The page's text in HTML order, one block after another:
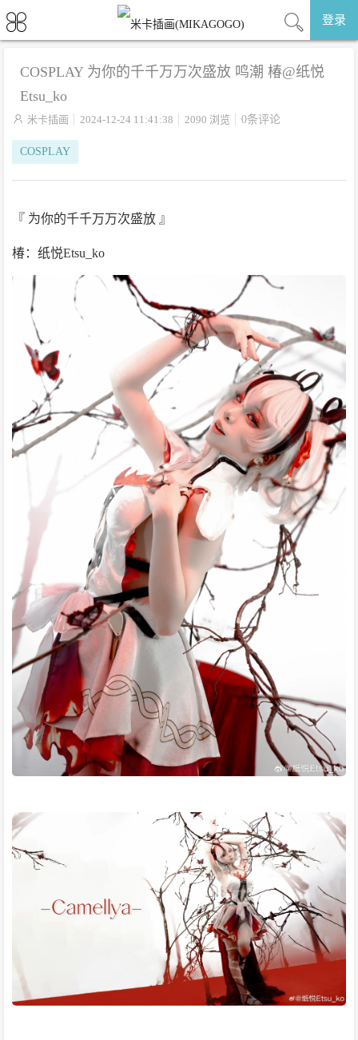
登录
COSPLAY 为你的千千万万次盛放 鸣潮 椿@纸悦
Etsu_ko
 米卡插画 2024-12-24 11:41:38 2090 浏览 0条评论
COSPLAY
『 为你的千千万万次盛放 』
椿：纸悦Etsu_ko